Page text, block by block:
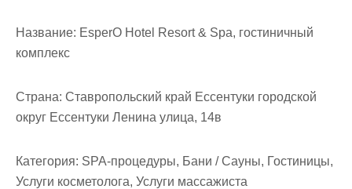
Название: EsperO Hotel Resort & Spa, гостиничный
комплекс
Страна: Ставропольский край Ессентуки городской
округ Ессентуки Ленина улица, 14в
Категория: SPA-процедуры, Бани / Сауны, Гостиницы,
Услуги косметолога, Услуги массажиста